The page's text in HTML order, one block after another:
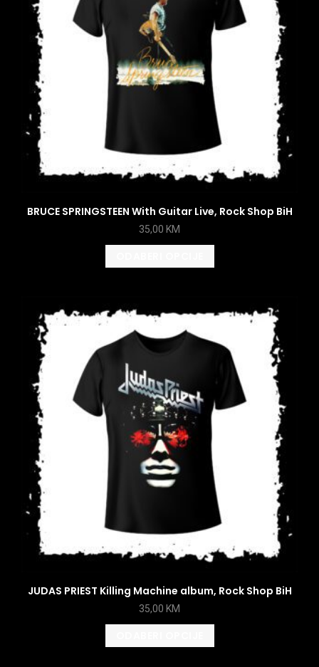
BRUCE SPRINGSTEEN With Guitar Live, Rock Shop BiH
35,00 KM
JUDAS PRIEST Killing Machine album, Rock Shop BiH
35,00 KM